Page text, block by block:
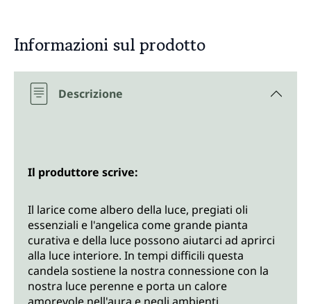
Informazioni sul prodotto
Descrizione
Il produttore scrive:
Il larice come albero della luce, pregiati oli
essenziali e l'angelica come grande pianta
curativa e della luce possono aiutarci ad aprirci
alla luce interiore. In tempi difficili questa
candela sostiene la nostra connessione con la
nostra luce perenne e porta un calore